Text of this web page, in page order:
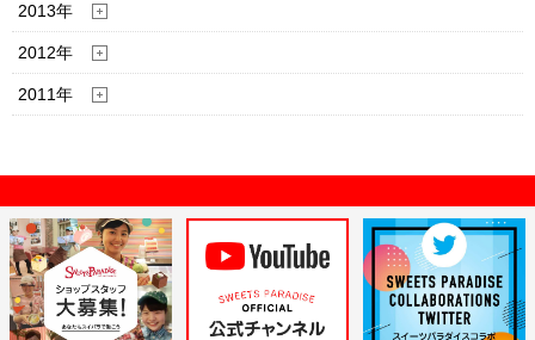
2013年
2012年
2011年